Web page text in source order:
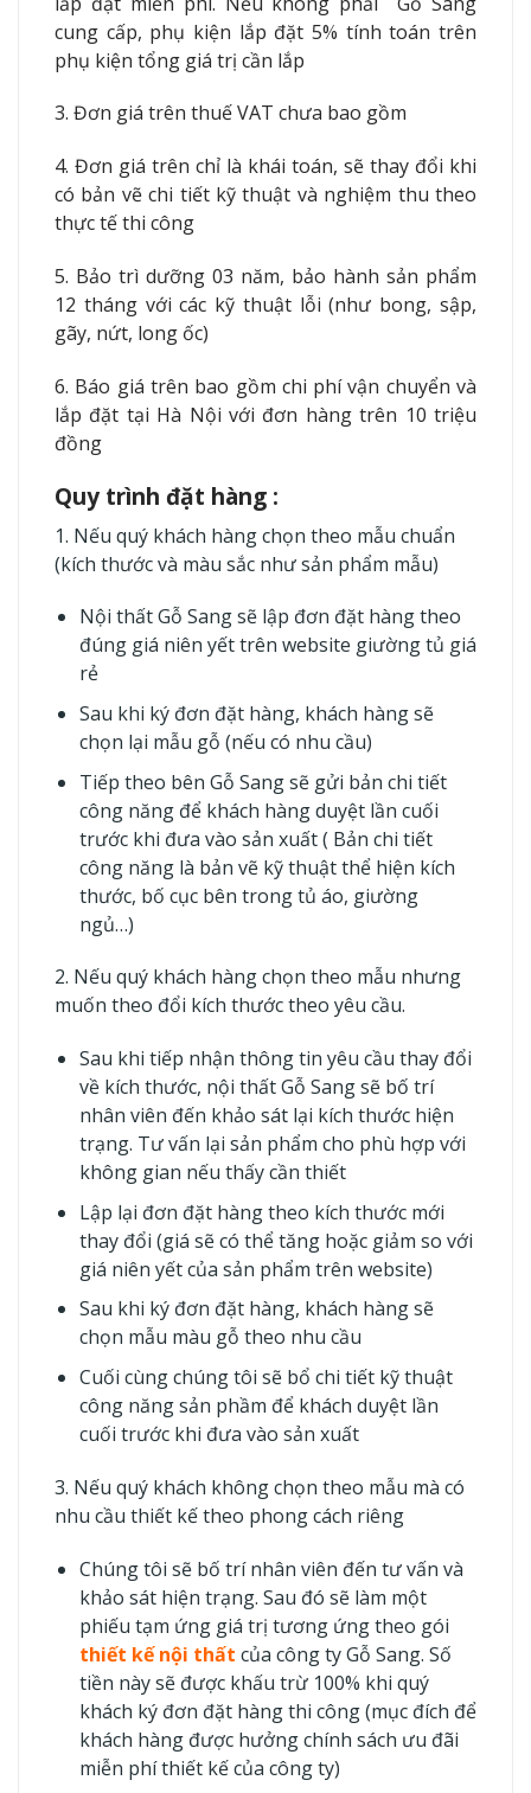
cung cấp, phụ kiện lắp đặt 5% tính toán trên
phụ kiện tổng giá trị cần lắp
3. Đơn giá trên thuế VAT chưa bao gồm
4. Đơn giá trên chỉ là khái toán, sẽ thay đổi khi
có bản vẽ chi tiết kỹ thuật và nghiệm thu theo
thực tế thi công
5. Bảo trì dưỡng 03 năm, bảo hành sản phẩm
12 tháng với các kỹ thuật lỗi (như bong, sập,
gãy, nứt, long ốc)
6. Báo giá trên bao gồm chi phí vận chuyển và
lắp đặt tại Hà Nội với đơn hàng trên 10 triệu
đồng
Quy trình đặt hàng :
1. Nếu quý khách hàng chọn theo mẫu chuẩn
(kích thước và màu sắc như sản phẩm mẫu)
Nội thất Gỗ Sang sẽ lập đơn đặt hàng theo
đúng giá niên yết trên website giường tủ giá
rẻ
Sau khi ký đơn đặt hàng, khách hàng sẽ
chọn lại mẫu gỗ (nếu có nhu cầu)
Tiếp theo bên Gỗ Sang sẽ gửi bản chi tiết
công năng để khách hàng duyệt lần cuối
trước khi đưa vào sản xuất ( Bản chi tiết
công năng là bản vẽ kỹ thuật thể hiện kích
thước, bố cục bên trong tủ áo, giường
ngủ…)
2. Nếu quý khách hàng chọn theo mẫu nhưng
muốn theo đổi kích thước theo yêu cầu.
Sau khi tiếp nhận thông tin yêu cầu thay đổi
về kích thước, nội thất Gỗ Sang sẽ bố trí
nhân viên đến khảo sát lại kích thước hiện
trạng. Tư vấn lại sản phẩm cho phù hợp với
không gian nếu thấy cần thiết
Lập lại đơn đặt hàng theo kích thước mới
thay đổi (giá sẽ có thể tăng hoặc giảm so với
giá niên yết của sản phẩm trên website)
Sau khi ký đơn đặt hàng, khách hàng sẽ
chọn mẫu màu gỗ theo nhu cầu
Cuối cùng chúng tôi sẽ bổ chi tiết kỹ thuật
công năng sản phầm để khách duyệt lần
cuối trước khi đưa vào sản xuất
3. Nếu quý khách không chọn theo mẫu mà có
nhu cầu thiết kế theo phong cách riêng
Chúng tôi sẽ bố trí nhân viên đến tư vấn và
khảo sát hiện trạng. Sau đó sẽ làm một
phiếu tạm ứng giá trị tương ứng theo gói
thiết kế nội thất của công ty Gỗ Sang. Số
tiền này sẽ được khấu trừ 100% khi quý
khách ký đơn đặt hàng thi công (mục đích để
khách hàng được hưởng chính sách ưu đãi
miễn phí thiết kế của công ty)